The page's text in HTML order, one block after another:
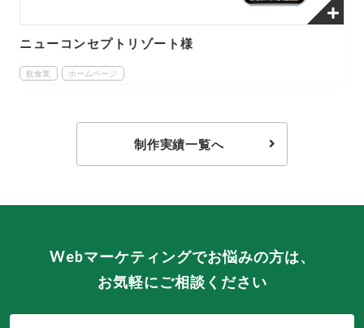
ニューコンセプトリゾート様
飲食業 ホームページ
制作実績一覧へ
Webマーケティングでお悩みの方は、
お気軽にご相談ください